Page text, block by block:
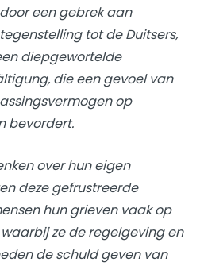
een gebrek aan
tot de Duitsers,
diepgewortelde
die een gevoel van
op
bevordert.
over hun eigen
deze gefrustreerde
hun grieven vaak op
ze de regelgeving en
de schuld geven van